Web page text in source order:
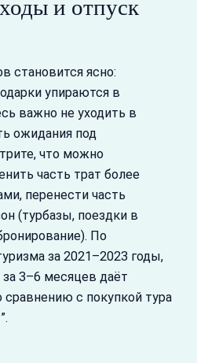
и отпуск
становится ясно:
упираются в
важно не уходить в
ожидания под
что можно
часть трат более
перенести часть
(турбазы, поездки в
По
за 2021–2023 годы,
3–6 месяцев даёт
с покупкой тура